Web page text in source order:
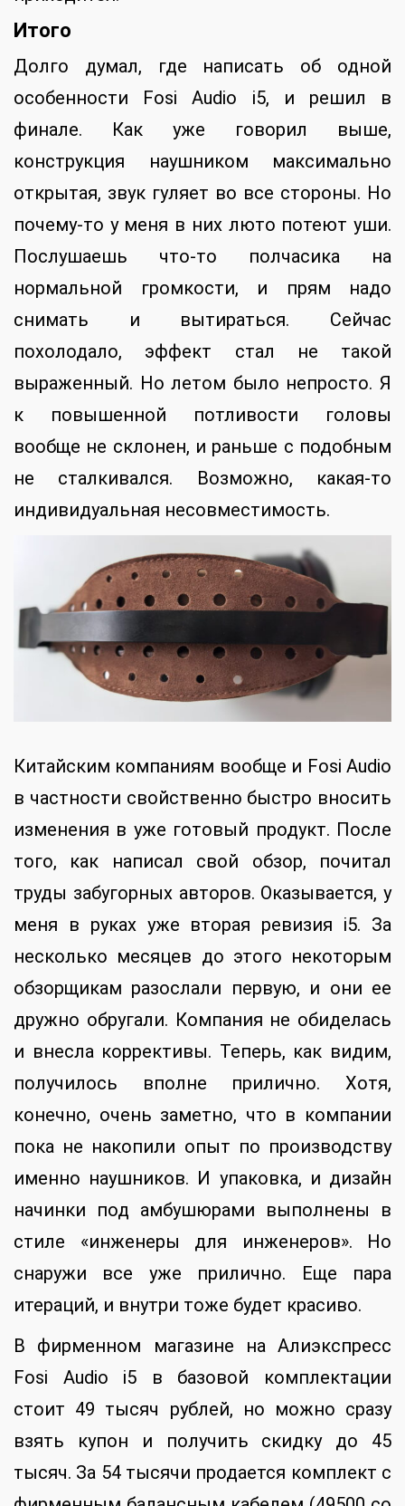
Итого
Долго думал, где написать об одной
особенности Fosi Audio i5, и решил в
финале. Как уже говорил выше,
конструкция наушником максимально
открытая, звук гуляет во все стороны. Но
почему-то у меня в них люто потеют уши.
Послушаешь что-то полчасика на
нормальной громкости, и прям надо
снимать и вытираться. Сейчас
похолодало, эффект стал не такой
выраженный. Но летом было непросто. Я
к повышенной потливости головы
вообще не склонен, и раньше с подобным
не сталкивался. Возможно, какая-то
индивидуальная несовместимость.
Китайским компаниям вообще и Fosi Audio
в частности свойственно быстро вносить
изменения в уже готовый продукт. После
того, как написал свой обзор, почитал
труды забугорных авторов. Оказывается, у
меня в руках уже вторая ревизия i5. За
несколько месяцев до этого некоторым
обзорщикам разослали первую, и они ее
дружно обругали. Компания не обиделась
и внесла коррективы. Теперь, как видим,
получилось вполне прилично. Хотя,
конечно, очень заметно, что в компании
пока не накопили опыт по производству
именно наушников. И упаковка, и дизайн
начинки под амбушюрами выполнены в
стиле «инженеры для инженеров». Но
снаружи все уже прилично. Еще пара
итераций, и внутри тоже будет красиво.
В фирменном магазине на Алиэкспресс
Fosi Audio i5 в базовой комплектации
стоит 49 тысяч рублей, но можно сразу
взять купон и получить скидку до 45
тысяч. За 54 тысячи продается комплект с